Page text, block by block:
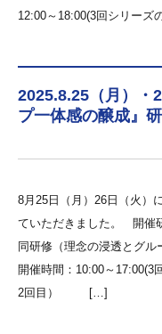
12:00～18:00(3回シリーズ
2025.8.25（月）・
プ一体感の醸成』
8月25日（月）26日（火）
ていただきました。 開催
同研修（理念の浸透とグル
開催時間：10:00～17:00(3
2回目） […]